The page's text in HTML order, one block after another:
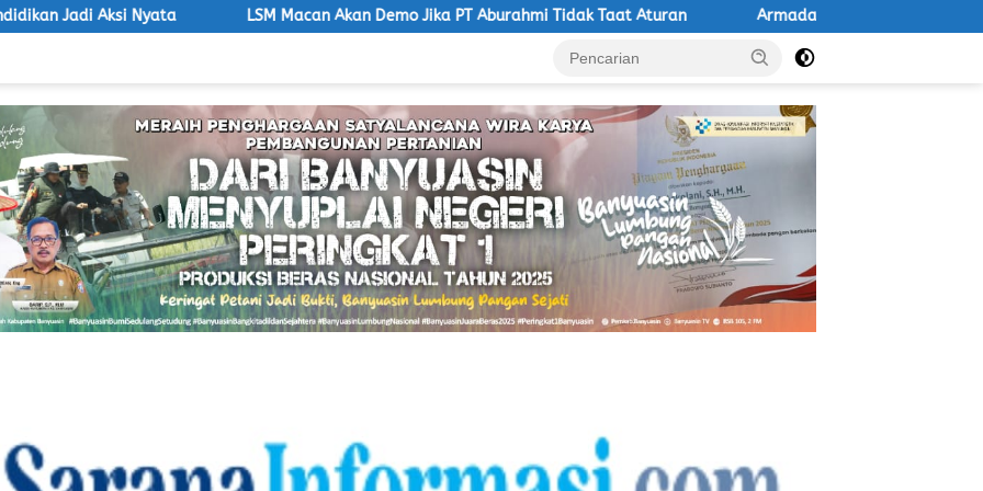
LSM Macan Akan Demo Jika PT Aburahmi Tidak Taat Aturan Armada Batu Bara PT EPI Masih Lintasi Jalan